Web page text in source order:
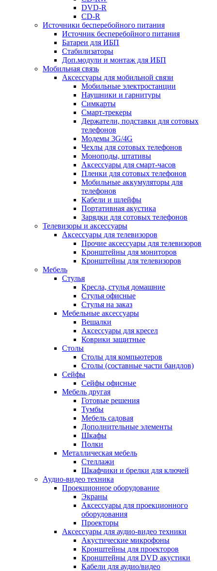
DVD-R
CD-R
Источники бесперебойного питания
Источник бесперебойного питания
Батареи для ИБП
Стабилизаторы
Доп.модули и монтаж для ИБП
Мобильная связь
Аксессуары для мобильной связи
Мобильные электростанции
Наушники и гарнитуры
Симкарты
Смарт-трекеры
Держатели, подставки для сотовых
телефонов
Модемы 3G/4G
Чехлы для сотовых телефонов
Моноподы, штативы
Аксессуары для смарт-часов
Пленки для сотовых телефонов
Мобильные аккумуляторы для
телефонов
Кабели и шлейфы
Портативная акустика
Зарядки для сотовых телефонов
Телевизоры и аксессуары
Аксессуары для телевизоров
Прочие аксессуары для телевизоров
Кронштейны для мониторов
Кронштейны для телевизоров
Мебель
Стулья
Кресла, стулья домашние
Стулья офисные
Стулья на заказ
Мебельные аксессуары
Вешалки
Аксессуары для кресел
Коврики защитные
Столы
Столы для компьютеров
Столы (составные части бандлов)
Сейфы
Сейфы офисные
Мебель другая
Готовые решения
Тумбы
Мебель садовая
Дополнительные элементы
Шкафы
Полки
Металлическая мебель
Стеллажи
Шкафчики и брелки для ключей
Аудио-видео техника
Проекционное оборудование
Экраны
Аксессуары для проекционного
оборудования
Проекторы
Аксессуары для аудио-видео техники
Акустические микрофоны
Кронштейны для проекторов
Кронштейны для DVD акустики
Кабели для аудио/видео